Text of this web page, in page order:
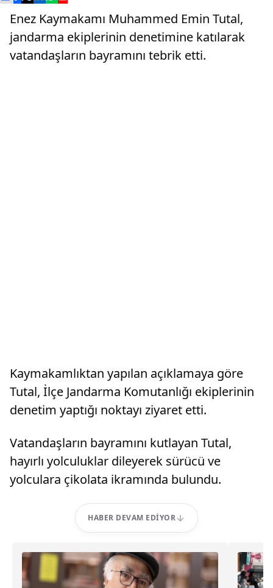
Enez Kaymakamı Muhammed Emin Tutal,
jandarma ekiplerinin denetimine katılarak
vatandaşların bayramını tebrik etti.
Kaymakamlıktan yapılan açıklamaya göre
Tutal, İlçe Jandarma Komutanlığı ekiplerinin
denetim yaptığı noktayı ziyaret etti.
Vatandaşların bayramını kutlayan Tutal,
hayırlı yolculuklar dileyerek sürücü ve
yolculara çikolata ikramında bulundu.
HABER DEVAM EDIYOR